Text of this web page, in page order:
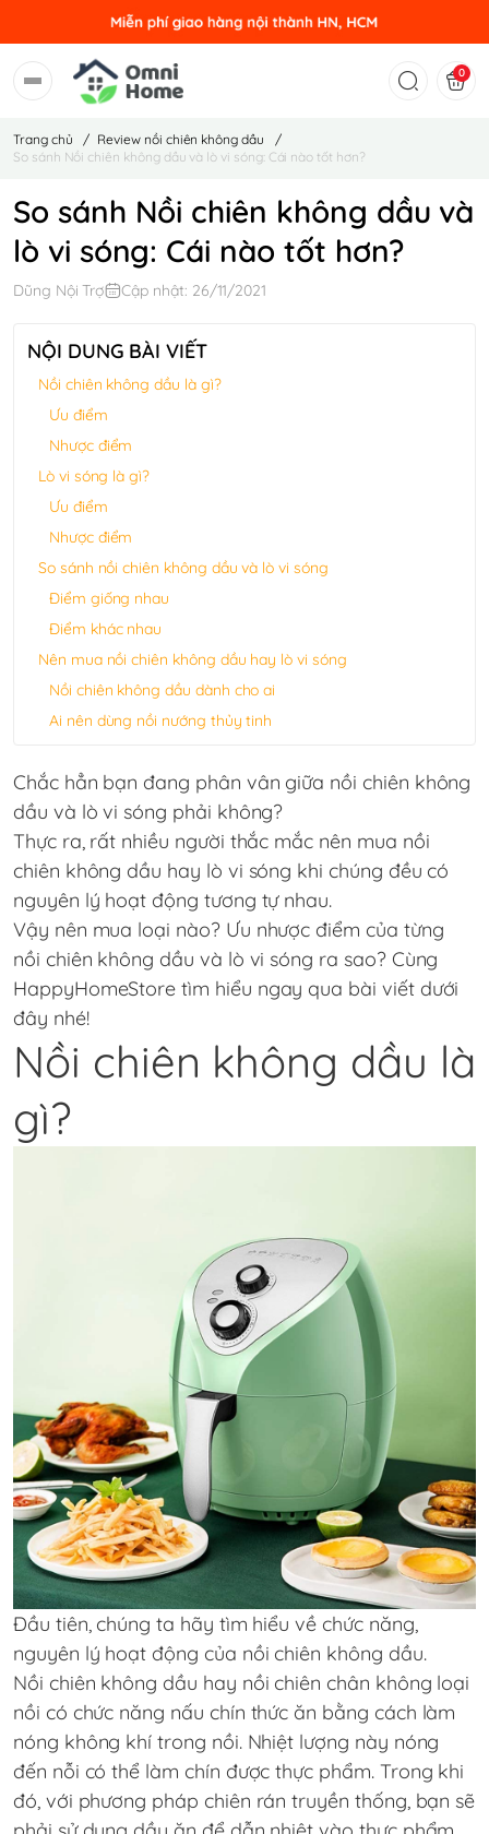
0
Trang chủ / Review nồi chiên không dầu
/
So sánh Nồi chiên không dầu và lò vi sóng: Cái nào tốt hơn?
So sánh Nồi chiên không dầu và
lò vi sóng: Cái nào tốt hơn?
Dũng Nội Trợ Cập nhật: 26/11/2021
NỘI DUNG BÀI VIẾT
Nồi chiên không dầu là gì?
Ưu điểm
Nhược điểm
Lò vi sóng là gì?
Ưu điểm
Nhược điểm
So sánh nồi chiên không dầu và lò vi sóng
Điểm giống nhau
Điểm khác nhau
Nên mua nồi chiên không dầu hay lò vi sóng
Nồi chiên không dầu dành cho ai
Ai nên dùng nồi nướng thủy tinh
Chắc hẳn bạn đang phân vân giữa nồi chiên không
dầu và lò vi sóng phải không?
Thực ra, rất nhiều người thắc mắc nên mua nồi
chiên không dầu hay lò vi sóng khi chúng đều có
nguyên lý hoạt động tương tự nhau.
Vậy nên mua loại nào? Ưu nhược điểm của từng
nồi chiên không dầu và lò vi sóng ra sao? Cùng
HappyHomeStore tìm hiểu ngay qua bài viết dưới
đây nhé!
Nồi chiên không dầu là
gì?
Đầu tiên, chúng ta hãy tìm hiểu về chức năng,
nguyên lý hoạt động của nồi chiên không dầu.
Nồi chiên không dầu hay nồi chiên chân không loại
nồi có chức năng nấu chín thức ăn bằng cách làm
nóng không khí trong nồi. Nhiệt lượng này nóng
đến nỗi có thể làm chín được thực phẩm. Trong khi
đó, với phương pháp chiên rán truyền thống, bạn sẽ